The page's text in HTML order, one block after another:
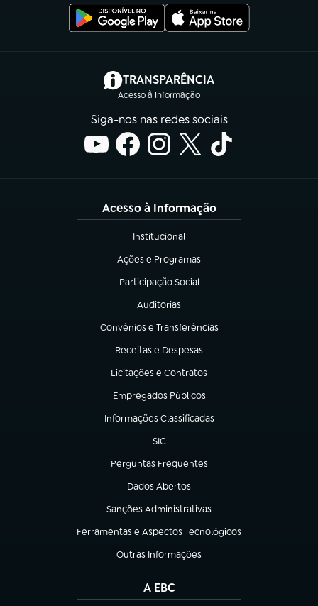
TRANSPARÊNCIA
Acesso à Informação
(abre em nova aba)
Siga-nos nas redes sociais
Acesso à Informação
Institucional
(abre em nova aba)
Ações e Programas
(abre em nova aba)
Participação Social
(abre em nova aba)
Auditorias
(abre em nova aba)
Convênios e Transferências
(abre em nova aba)
Receitas e Despesas
(abre em nova aba)
Licitações e Contratos
(abre em nova aba)
Empregados Públicos
(abre em nova aba)
Informações Classificadas
(abre em nova aba)
SIC
(abre em nova aba)
Perguntas Frequentes
(abre em nova aba)
Dados Abertos
(abre em nova aba)
Sanções Administrativas
(abre em nova aba)
Ferramentas e Aspectos Tecnológicos
(abre em nova aba)
Outras Informações
(abre em nova aba)
A EBC